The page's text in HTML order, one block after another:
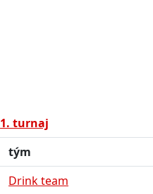
1. turnaj
tým
Drink team